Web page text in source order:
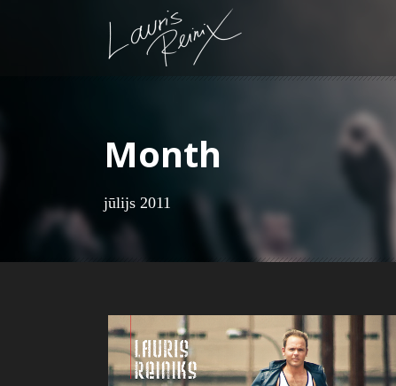
Month
jūlijs 2011